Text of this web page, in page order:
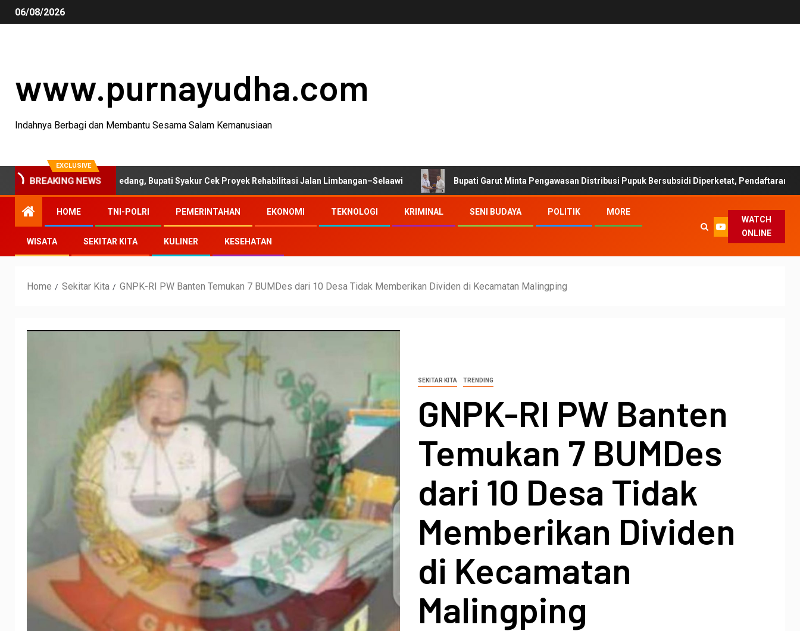
06/08/2026
www.purnayudha.com
Indahnya Berbagi dan Membantu Sesama Salam Kemanusiaan
EXCLUSIVE
BREAKING NEWS
Garut-Sumedang, Bupati Syakur Cek Proyek Rehabilitasi Jalan Limbangan–Selaawi Bupati Garut Minta Pengawasan Distribusi Pupuk Bersubsidi Diperketat, Pendaftaran RDKK
HOME TNI-POLRI PEMERINTAHAN EKONOMI TEKNOLOGI KRIMINAL SENI BUDAYA POLITIK MORE
WISATA SEKITAR KITA KULINER KESEHATAN
WATCH
ONLINE
Home Sekitar Kita GNPK-RI PW Banten Temukan 7 BUMDes dari 10 Desa Tidak Memberikan Dividen di Kecamatan Malingping
SEKITAR KITA TRENDING
GNPK-RI PW Banten
Temukan 7 BUMDes
dari 10 Desa Tidak
Memberikan Dividen
di Kecamatan
Malingping